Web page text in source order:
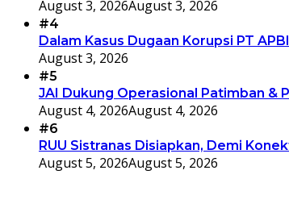
August 3, 2026August 3, 2026
#4
Dalam Kasus Dugaan Korupsi PT
August 3, 2026
#5
JAI Dukung Operasional Patimban &
August 4, 2026August 4, 2026
#6
RUU Sistranas Disiapkan, Demi
August 5, 2026August 5, 2026